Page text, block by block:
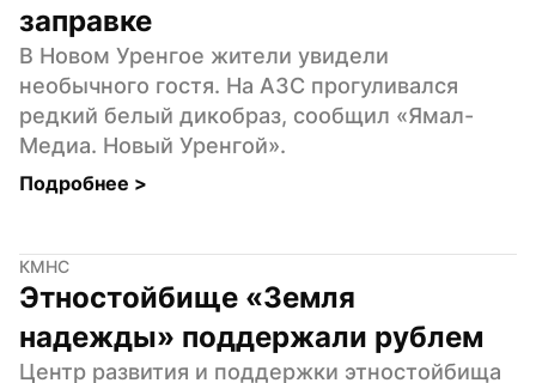
заправке
В Новом Уренгое жители увидели
необычного гостя. На АЗС прогуливался
редкий белый дикобраз, сообщил «Ямал-
Медиа. Новый Уренгой».
Подробнее >
КМНС
Этностойбище «Земля
надежды» поддержали рублем
Центр развития и поддержки этностойбища